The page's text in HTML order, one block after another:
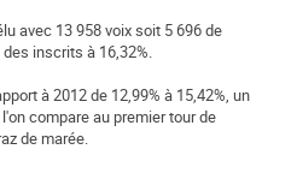
avec 13 958 voix soit 5 696 de
inscrits à 16,32%.
à 2012 de 12,99% à 15,42%, un
compare au premier tour de
de marée.